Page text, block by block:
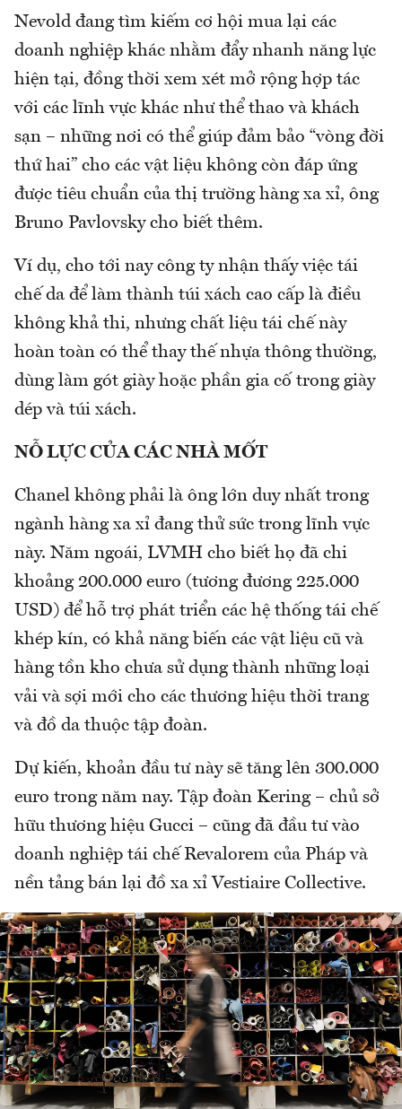
Nevold đang tìm kiếm cơ hội mua lại các
doanh nghiệp khác nhằm đẩy nhanh năng lực
hiện tại, đồng thời xem xét mở rộng hợp tác
với các lĩnh vực khác như thể thao và khách
sạn – những nơi có thể giúp đảm bảo “vòng đời
thứ hai” cho các vật liệu không còn đáp ứng
được tiêu chuẩn của thị trường hàng xa xỉ, ông
Bruno Pavlovsky cho biết thêm.
Ví dụ, cho tới nay công ty nhận thấy việc tái
chế da để làm thành túi xách cao cấp là điều
không khả thi, nhưng chất liệu tái chế này
hoàn toàn có thể thay thế nhựa thông thường,
dùng làm gót giày hoặc phần gia cố trong giày
dép và túi xách.
NỖ LỰC CỦA CÁC NHÀ MỐT
Chanel không phải là ông lớn duy nhất trong
ngành hàng xa xỉ đang thử sức trong lĩnh vực
này. Năm ngoái, LVMH cho biết họ đã chi
khoảng 200.000 euro (tương đương 225.000
USD) để hỗ trợ phát triển các hệ thống tái chế
khép kín, có khả năng biến các vật liệu cũ và
hàng tồn kho chưa sử dụng thành những loại
vải và sợi mới cho các thương hiệu thời trang
và đồ da thuộc tập đoàn.
Dự kiến, khoản đầu tư này sẽ tăng lên 300.000
euro trong năm nay. Tập đoàn Kering – chủ sở
hữu thương hiệu Gucci – cũng đã đầu tư vào
doanh nghiệp tái chế Revalorem của Pháp và
nền tảng bán lại đồ xa xỉ Vestiaire Collective.